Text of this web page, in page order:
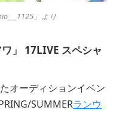
」より
」 17LIVE スペシャ
オーディションイベン
SUMMERランウ